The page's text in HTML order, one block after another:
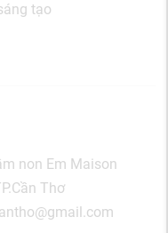
tạo
non Em Maison
Thơ